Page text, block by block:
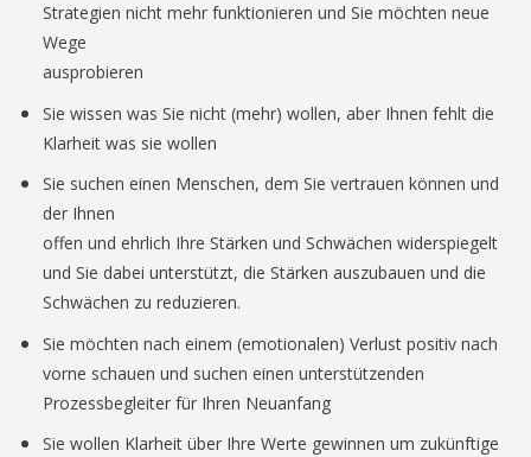
Strategien nicht mehr funktionieren und Sie möchten neue
Wege
ausprobieren
Sie wissen was Sie nicht (mehr) wollen, aber Ihnen fehlt die
Klarheit was sie wollen
Sie suchen einen Menschen, dem Sie vertrauen können und
der Ihnen
offen und ehrlich Ihre Stärken und Schwächen widerspiegelt
und Sie dabei unterstützt, die Stärken auszubauen und die
Schwächen zu reduzieren.
Sie möchten nach einem (emotionalen) Verlust positiv nach
vorne schauen und suchen einen unterstützenden
Prozessbegleiter für Ihren Neuanfang
Sie wollen Klarheit über Ihre Werte gewinnen um zukünftige